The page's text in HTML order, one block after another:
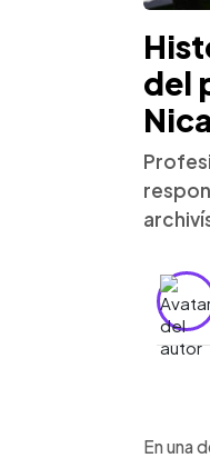
del
En una